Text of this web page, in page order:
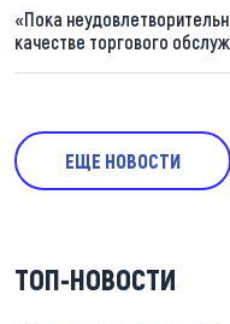
«Пока
качестве торгового
ЕЩЕ НОВОСТИ
ТОП-НОВОСТИ